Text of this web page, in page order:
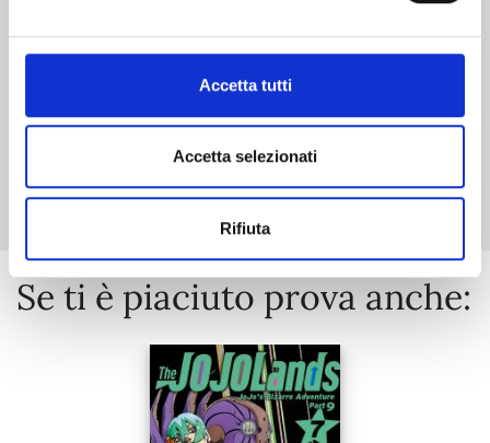
Accetta tutti
Accetta selezionati
Rifiuta
€ 5,90
Mostra tutto
Se ti è piaciuto prova anche: